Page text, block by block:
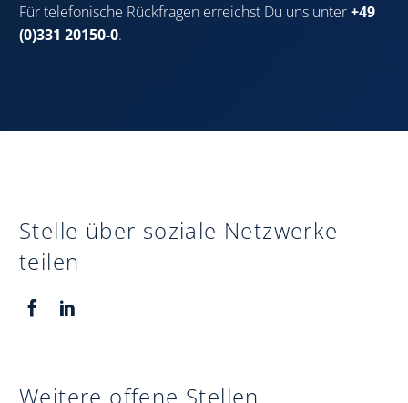
Für telefonische Rückfragen erreichst Du uns unter+49
(0)331 20150-0.
Stelle über soziale Netzwerke
teilen
Weitere offene Stellen